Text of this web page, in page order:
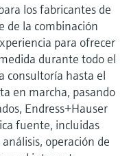
los fabricantes de
de la combinación
para ofrecer
durante todo el
consultoría hasta el
en marcha, pasando
Endress+Hauser
fuente, incluidas
operación de